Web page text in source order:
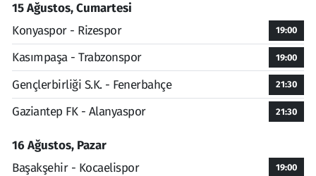
15 Ağustos, Cumartesi
Konyaspor - Rizespor
19:00
Kasımpaşa - Trabzonspor 19:00
Gençlerbirliği S.K. - Fenerbahçe 21:30
Gaziantep FK - Alanyaspor 21:30
16 Ağustos, Pazar
Başakşehir - Kocaelispor
19:00